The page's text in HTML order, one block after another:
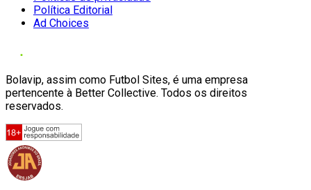
Política Editorial
Ad Choices
Bolavip, assim como Futbol Sites, é uma empresa
pertencente à Better Collective. Todos os direitos
reservados.